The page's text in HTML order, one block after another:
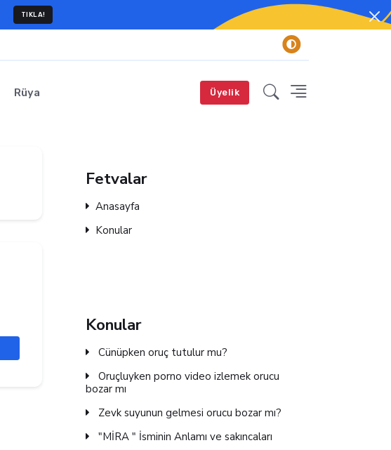
TIKLA!
Rüya Üyelik
Fetvalar
Anasayfa
Konular
Konular
Cünüpken oruç tutulur mu?
Oruçluyken porno video izlemek orucu
bozar mı
Zevk suyunun gelmesi orucu bozar mı?
"MİRA " İsminin Anlamı ve sakıncaları